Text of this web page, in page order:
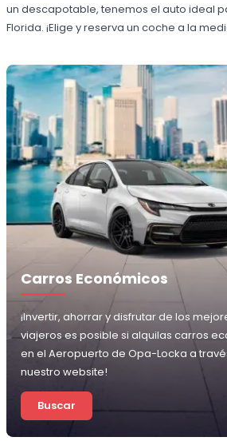
un descapotable, tenemos el auto ideal
Florida. ¡Elige y reserva un coche a la
Carros Económicos
¡Invertir, ahorrar y disfrutar de los
viajeros es posible si alquilas carros
en el Aeropuerto de Opa-Locka a
nuestro website!
Buscar